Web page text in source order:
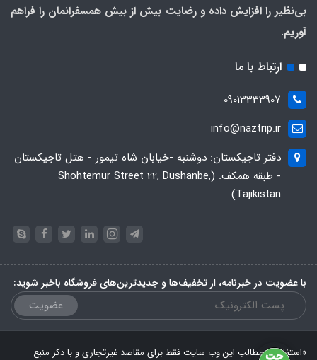
بی‌نظیر را افزایش داده و رضایت بیش از بیش همسفرانمان را فراهم
آوریم.
ارتباط با ما
09013333907
info@naztrip.ir
دفتر تاجیکستان: دوشنبه -خیابان شاه تیمور - هتل تاجیکستان
- طبقه همکف. (Shohtemur Street 22, Dushanbe,
Tajikistan)
با عضویت در خبرنامه، از تخفیف‌ها و جدیدترین‌های فروشگاه باخبر شوید:
عضویت
«استفاده از مطالب این وب سایت فقط برای مقاصد غیرتجاری و با ذکر منبع